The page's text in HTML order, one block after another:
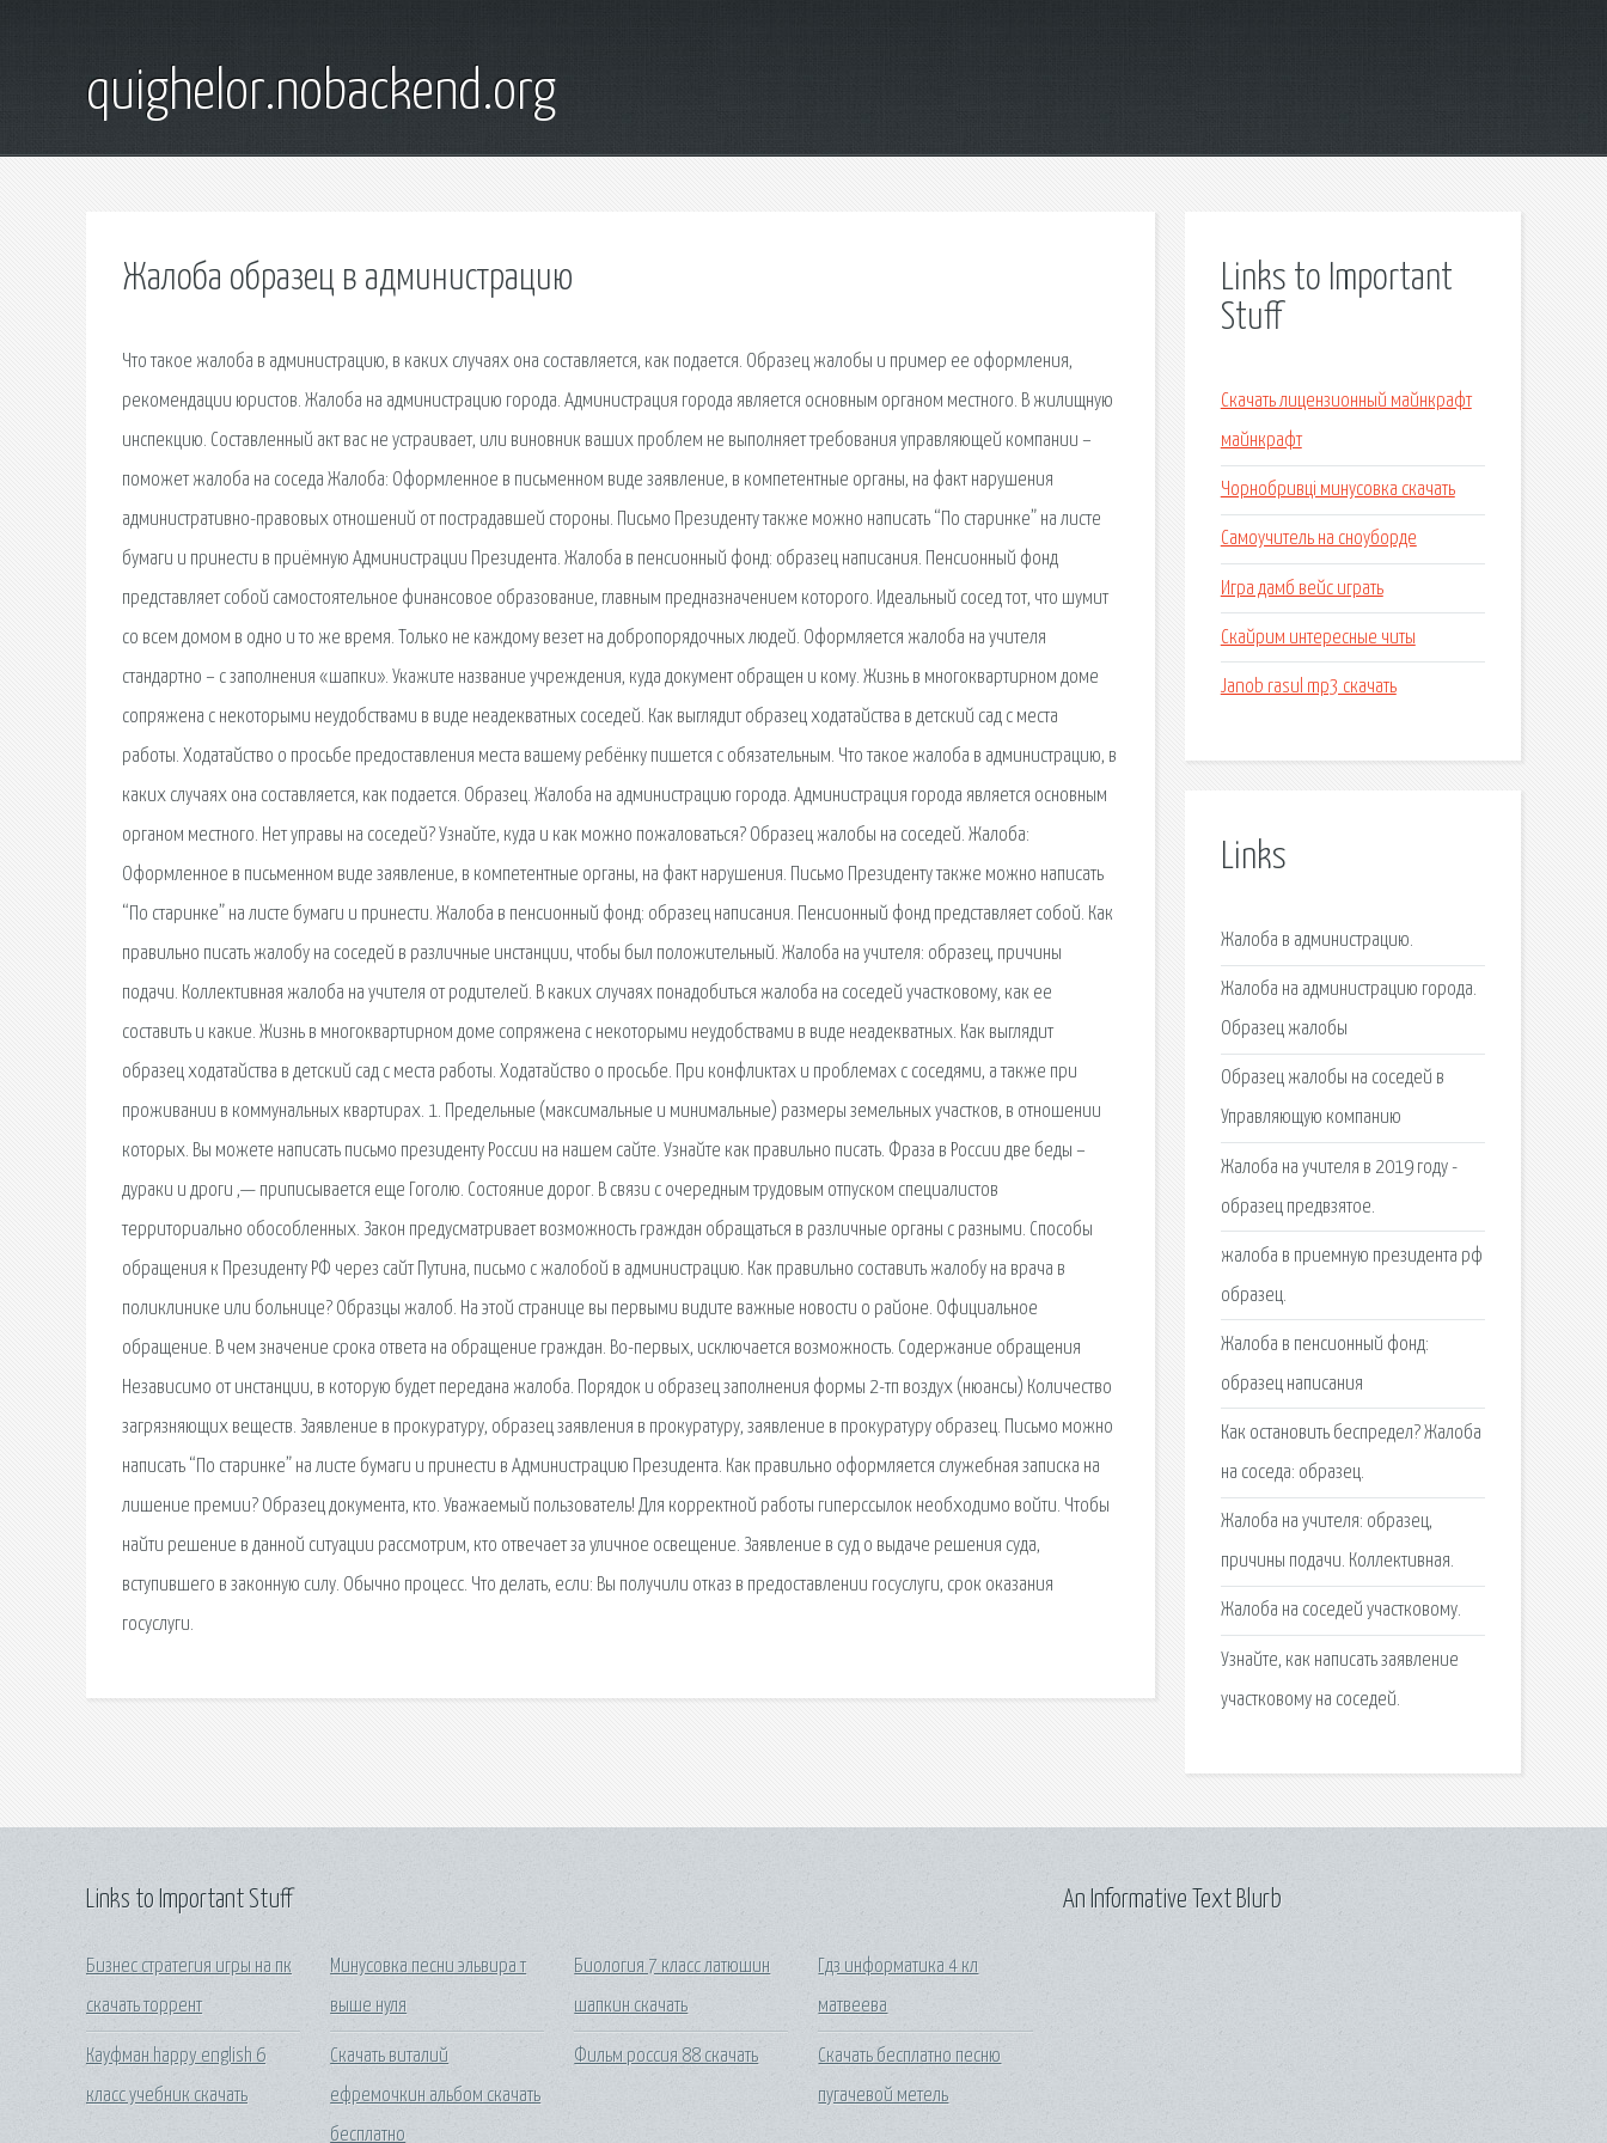
quighelor.nobackend.org
Жалоба образец в администрацию
Что такое жалоба в администрацию, в каких случаях она составляется, как подается. Образец жалобы и пример ее оформления,
рекомендации юристов. Жалоба на администрацию города. Администрация города является основным органом местного. В жилищную
инспекцию. Составленный акт вас не устраивает, или виновник ваших проблем не выполняет требования управляющей компании –
поможет жалоба на соседа Жалоба: Оформленное в письменном виде заявление, в компетентные органы, на факт нарушения
административно-правовых отношений от пострадавшей стороны. Письмо Президенту также можно написать “По старинке” на листе
бумаги и принести в приёмную Администрации Президента. Жалоба в пенсионный фонд: образец написания. Пенсионный фонд
представляет собой самостоятельное финансовое образование, главным предназначением которого. Идеальный сосед тот, что шумит
со всем домом в одно и то же время. Только не каждому везет на добропорядочных людей. Оформляется жалоба на учителя
стандартно – с заполнения «шапки». Укажите название учреждения, куда документ обращен и кому. Жизнь в многоквартирном доме
сопряжена с некоторыми неудобствами в виде неадекватных соседей. Как выглядит образец ходатайства в детский сад с места
работы. Ходатайство о просьбе предоставления места вашему ребёнку пишется с обязательным. Что такое жалоба в администрацию, в
каких случаях она составляется, как подается. Образец. Жалоба на администрацию города. Администрация города является основным
органом местного. Нет управы на соседей? Узнайте, куда и как можно пожаловаться? Образец жалобы на соседей. Жалоба:
Оформленное в письменном виде заявление, в компетентные органы, на факт нарушения. Письмо Президенту также можно написать
“По старинке” на листе бумаги и принести. Жалоба в пенсионный фонд: образец написания. Пенсионный фонд представляет собой. Как
правильно писать жалобу на соседей в различные инстанции, чтобы был положительный. Жалоба на учителя: образец, причины
подачи. Коллективная жалоба на учителя от родителей. В каких случаях понадобиться жалоба на соседей участковому, как ее
составить и какие. Жизнь в многоквартирном доме сопряжена с некоторыми неудобствами в виде неадекватных. Как выглядит
образец ходатайства в детский сад с места работы. Ходатайство о просьбе. При конфликтах и проблемах с соседями, а также при
проживании в коммунальных квартирах. 1. Предельные (максимальные и минимальные) размеры земельных участков, в отношении
которых. Вы можете написать письмо президенту России на нашем сайте. Узнайте как правильно писать. Фраза в России две беды –
дураки и дроги ,— приписывается еще Гоголю. Состояние дорог. В связи с очередным трудовым отпуском специалистов
территориально обособленных. Закон предусматривает возможность граждан обращаться в различные органы с разными. Способы
обращения к Президенту РФ через сайт Путина, письмо с жалобой в администрацию. Как правильно составить жалобу на врача в
поликлинике или больнице? Образцы жалоб. На этой странице вы первыми видите важные новости о районе. Официальное
обращение. В чем значение срока ответа на обращение граждан. Во-первых, исключается возможность. Содержание обращения
Независимо от инстанции, в которую будет передана жалоба. Порядок и образец заполнения формы 2-тп воздух (нюансы) Количество
загрязняющих веществ. Заявление в прокуратуру, образец заявления в прокуратуру, заявление в прокуратуру образец. Письмо можно
написать “По старинке” на листе бумаги и принести в Администрацию Президента. Как правильно оформляется служебная записка на
лишение премии? Образец документа, кто. Уважаемый пользователь! Для корректной работы гиперссылок необходимо войти. Чтобы
найти решение в данной ситуации рассмотрим, кто отвечает за уличное освещение. Заявление в суд о выдаче решения суда,
вступившего в законную силу. Обычно процесс. Что делать, если: Вы получили отказ в предоставлении госуслуги, срок оказания
госуслуги.
Links to Important
Stuff
Скачать лицензионный майнкрафт
майнкрафт
Чорнобривці минусовка скачать
Самоучитель на сноуборде
Игра дамб вейс играть
Скайрим интересные читы
Janob rasul mp3 скачать
Links
Жалоба в администрацию.
Жалоба на администрацию города.
Образец жалобы
Образец жалобы на соседей в
Управляющую компанию
Жалоба на учителя в 2019 году -
образец предвзятое.
жалоба в приемную президента рф
образец.
Жалоба в пенсионный фонд:
образец написания
Как остановить беспредел? Жалоба
на соседа: образец.
Жалоба на учителя: образец,
причины подачи. Коллективная.
Жалоба на соседей участковому.
Узнайте, как написать заявление
участковому на соседей.
Links to Important Stuff
Бизнес стратегия игры на пк
скачать торрент
Кауфман happy english 6
класс учебник скачать
Минусовка песни эльвира т
выше нуля
Скачать виталий
ефремочкин альбом скачать
бесплатно
Биология 7 класс латюшин
шапкин скачать
Фильм россия 88 скачать
Гдз информатика 4 кл
матвеева
Скачать бесплатно песню
пугачевой метель
An Informative Text Blurb